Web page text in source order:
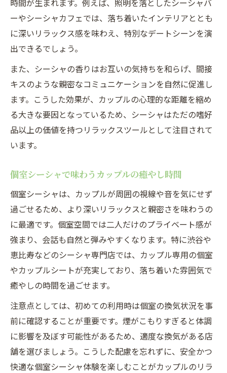
時間が生まれます。例えば、照明を落としたシーシャバ
ーやシーシャカフェでは、落ち着いたインテリアととも
に深いリラックス感を味わえ、特別なデートシーンを演
出できるでしょう。
また、シーシャの香りはお互いの気持ちを和らげ、間接
キスのような親密なコミュニケーションを自然に促進し
ます。こうした効果が、カップルの心理的な距離を縮め
る大きな要因となっているため、シーシャはただの嗜好
品以上の価値を持つリラックスツールとして注目されて
います。
個室シーシャで味わうカップルの癒やし時間
個室シーシャは、カップルが周囲の視線や音を気にせず
過ごせるため、より深いリラックスと親密さを味わうの
に最適です。個室空間では二人だけのプライベート感が
強まり、会話も自然と弾みやすくなります。特に渋谷や
恵比寿などのシーシャ専門店では、カップル専用の個室
やカップルシートが充実しており、落ち着いた雰囲気で
癒やしの時間を過ごせます。
注意点としては、初めての利用時は個室の換気状況を事
前に確認することが重要です。煙がこもりすぎると体調
に影響を及ぼす可能性があるため、適度な換気がある店
舗を選びましょう。こうした配慮を忘れずに、安全かつ
快適な個室シーシャ体験を楽しむことがカップルのリラ